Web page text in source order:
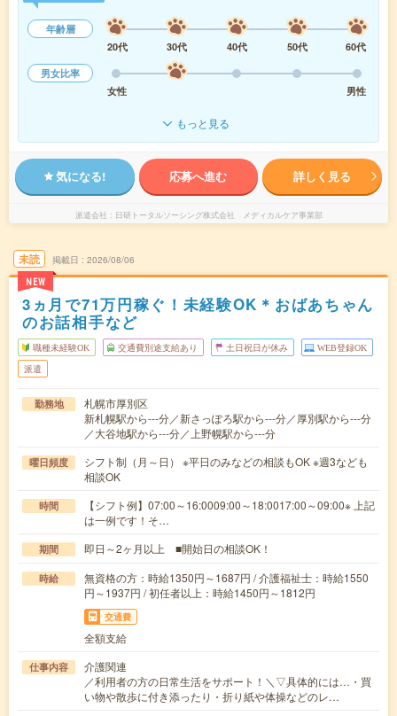
年齢層
20代
30代 40代 50代
60代
男女比率
女性
男性
もっと見る
気になる! 応募へ進む 詳しく見る
派遣会社 日研トータルソーシング株式会社 メディカルケア事業部
未読
NEW
掲載日 2026/08/06
3ヵ月で71万円稼ぐ！未経験OK＊おばあちゃん
のお話相手など
職種未経験OK 交通費別途支給あり 土日祝日が休み WEB登録OK
派遣
勤務地
札幌市厚別区
新札幌駅から---分／新さっぽろ駅から---分／厚別駅から---分
／大谷地駅から---分／上野幌駅から---分
曜日頻度
シフト制（月～日） ※平日のみなどの相談もOK ※週3なども
相談OK
時間
【シフト例】07:00～16:0009:00～18:0017:00～09:00※ 上記
は一例です！そ…
期間 即日～2ヶ月以上 ■開始日の相談OK！
時給
無資格の方：時給1350円～1687円 / 介護福祉士：時給1550
円～1937円 / 初任者以上：時給1450円～1812円
交通費
全額支給
仕事内容
介護関連
／利用者の方の日常生活をサポート！＼▽具体的には…・買
い物や散歩に付き添ったり・折り紙や体操などのレ…